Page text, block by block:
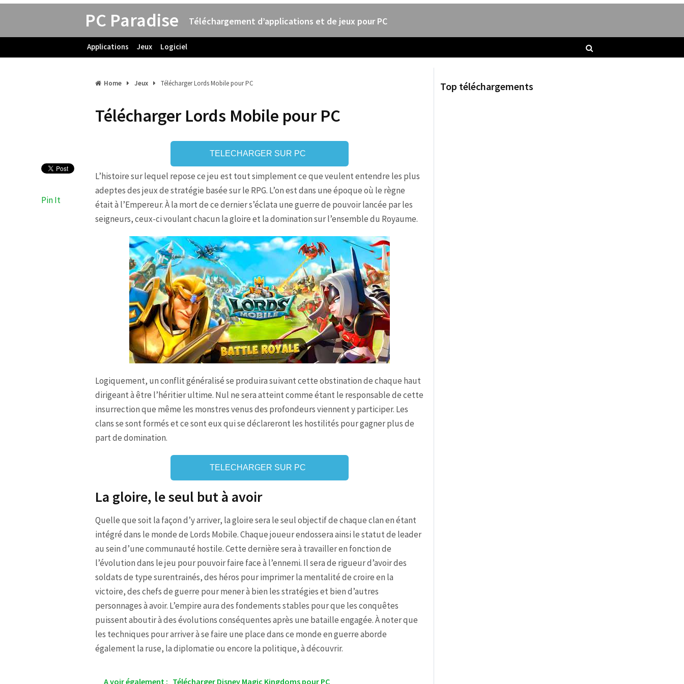
PC Paradise Téléchargement d’applications et de jeux pour PC
Applications Jeux Logiciel
Home Jeux Télécharger Lords Mobile pour PC
Télécharger Lords Mobile pour PC
TELECHARGER SUR PC
L’histoire sur lequel repose ce jeu est tout simplement ce que veulent entendre les plus
adeptes des jeux de stratégie basée sur le RPG. L’on est dans une époque où le règne
était à l’Empereur. À la mort de ce dernier s’éclata une guerre de pouvoir lancée par les
seigneurs, ceux-ci voulant chacun la gloire et la domination sur l’ensemble du Royaume.
Logiquement, un conflit généralisé se produira suivant cette obstination de chaque haut
dirigeant à être l’héritier ultime. Nul ne sera atteint comme étant le responsable de cette
insurrection que même les monstres venus des profondeurs viennent y participer. Les
clans se sont formés et ce sont eux qui se déclareront les hostilités pour gagner plus de
part de domination.
TELECHARGER SUR PC
La gloire, le seul but à avoir
Quelle que soit la façon d’y arriver, la gloire sera le seul objectif de chaque clan en étant
intégré dans le monde de Lords Mobile. Chaque joueur endossera ainsi le statut de leader
au sein d’une communauté hostile. Cette dernière sera à travailler en fonction de
l’évolution dans le jeu pour pouvoir faire face à l’ennemi. Il sera de rigueur d’avoir des
soldats de type surentrainés, des héros pour imprimer la mentalité de croire en la
victoire, des chefs de guerre pour mener à bien les stratégies et bien d’autres
personnages à avoir. L’empire aura des fondements stables pour que les conquêtes
puissent aboutir à des évolutions conséquentes après une bataille engagée. À noter que
les techniques pour arriver à se faire une place dans ce monde en guerre aborde
également la ruse, la diplomatie ou encore la politique, à découvrir.
A voir également : Télécharger Disney Magic Kingdoms pour PC
Pin It
Top téléchargements